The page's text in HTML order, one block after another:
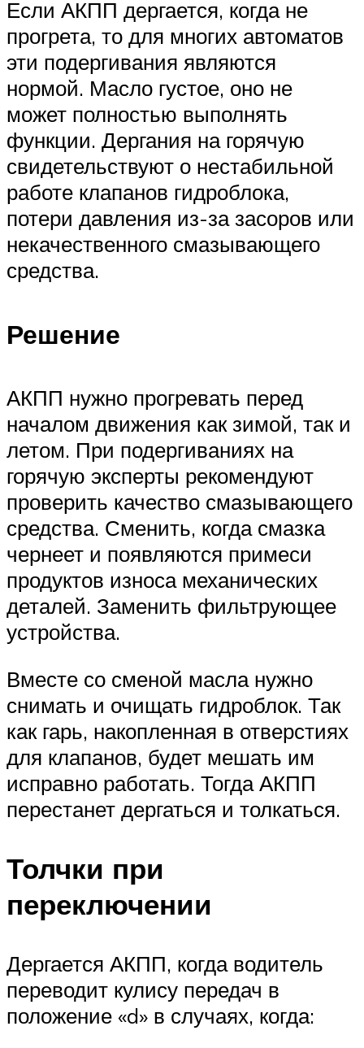
Если АКПП дергается, когда не
прогрета, то для многих автоматов
эти подергивания являются
нормой. Масло густое, оно не
может полностью выполнять
функции. Дергания на горячую
свидетельствуют о нестабильной
работе клапанов гидроблока,
потери давления из-за засоров или
некачественного смазывающего
средства.
Решение
АКПП нужно прогревать перед
началом движения как зимой, так и
летом. При подергиваниях на
горячую эксперты рекомендуют
проверить качество смазывающего
средства. Сменить, когда смазка
чернеет и появляются примеси
продуктов износа механических
деталей. Заменить фильтрующее
устройства.
Вместе со сменой масла нужно
снимать и очищать гидроблок. Так
как гарь, накопленная в отверстиях
для клапанов, будет мешать им
исправно работать. Тогда АКПП
перестанет дергаться и толкаться.
Толчки при
переключении
Дергается АКПП, когда водитель
переводит кулису передач в
положение «d» в случаях, когда: